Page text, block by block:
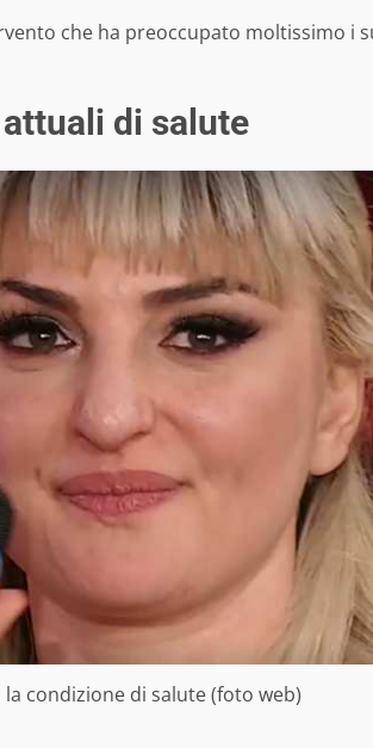
che ha preoccupato moltissimo i
di salute
la condizione di salute (foto web)